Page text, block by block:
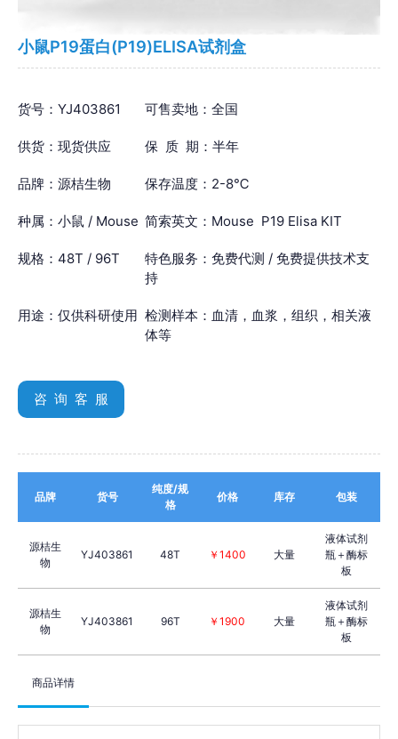
小鼠P19蛋白(P19)ELISA试剂盒
货号：YJ403861 可售卖地：全国
供货：现货供应 保 质 期：半年
品牌：源桔生物 保存温度：2-8℃
种属：小鼠 / Mouse 简索英文：Mouse P19 Elisa KIT
规格：48T / 96T
特色服务：免费代测 / 免费提供技术支
持
用途：仅供科研使用 检测样本：血清，血浆，组织，相关液
体等
咨 询 客 服
品牌 货号
纯度/规
格
价格 库存 包装
源桔生
物
YJ403861 48T ￥1400 大量
液体试剂
瓶＋酶标
板
源桔生
物
YJ403861 96T ￥1900 大量
液体试剂
瓶＋酶标
板
商品详情